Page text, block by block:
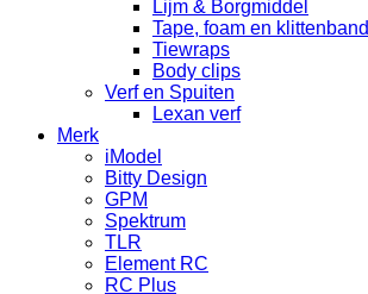
Lijm & Borgmiddel
Tape, foam en klittenband
Tiewraps
Body clips
Verf en Spuiten
Lexan verf
Merk
iModel
Bitty Design
GPM
Spektrum
TLR
Element RC
RC Plus